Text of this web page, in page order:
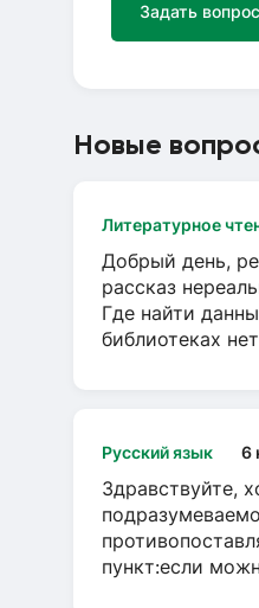
Задать вопрос
Новые
Литературное
Добрый день,
рассказ
Где найти
библиотеках
Русский язык 6
Здравствуйте,
пункт:если